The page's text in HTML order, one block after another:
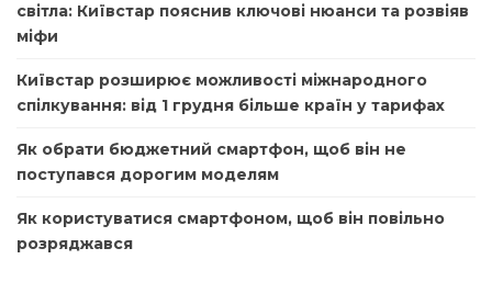
світла: Київстар пояснив ключові нюанси та розвіяв
міфи
Київстар розширює можливості міжнародного
спілкування: від 1 грудня більше країн у тарифах
Як обрати бюджетний смартфон, щоб він не
поступався дорогим моделям
Як користуватися смартфоном, щоб він повільно
розряджався